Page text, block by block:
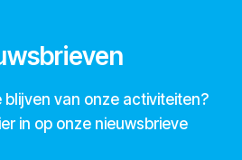
blijven van onze activiteiten?
in op onze nieuwsbrieve